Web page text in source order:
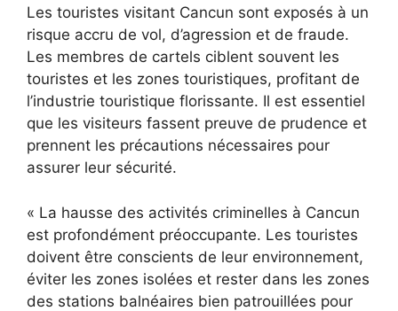
Les touristes visitant Cancun sont exposés à un
risque accru de vol, d’agression et de fraude.
Les membres de cartels ciblent souvent les
touristes et les zones touristiques, profitant de
l’industrie touristique florissante. Il est essentiel
que les visiteurs fassent preuve de prudence et
prennent les précautions nécessaires pour
assurer leur sécurité.
« La hausse des activités criminelles à Cancun
est profondément préoccupante. Les touristes
doivent être conscients de leur environnement,
éviter les zones isolées et rester dans les zones
des stations balnéaires bien patrouillées pour